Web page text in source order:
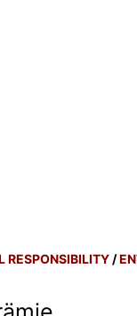
RESPONSIBILITY /